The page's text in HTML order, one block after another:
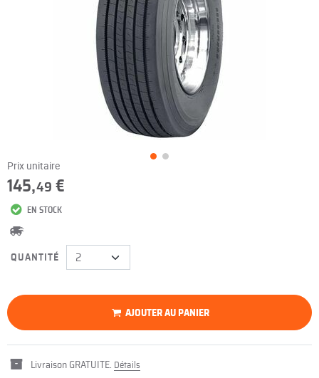
Prix unitaire
145,49 €
EN STOCK
QUANTITÉ
AJOUTER AU PANIER
Livraison GRATUITE. Détails